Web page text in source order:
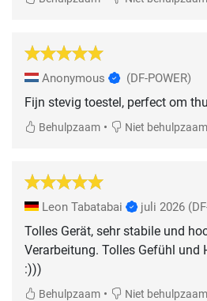
Anonymous (DF-POWER)
Fijn stevig toestel, perfect om
Behulpzaam • Niet behulpzaam
Leon Tabatabai juli 2026
Tolles Gerät, sehr stabile und
Verarbeitung. Tolles Gefühl und
:)))
Behulpzaam • Niet behulpzaam